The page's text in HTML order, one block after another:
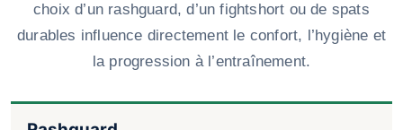
choix d’un rashguard, d’un fightshort ou de spats
durables influence directement le confort, l’hygiène et
la progression à l’entraînement.